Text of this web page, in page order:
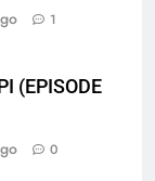
1
(EPISODE
0